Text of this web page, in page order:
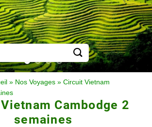
» Nos Voyages » Circuit Vietnam
Cambodge 2
semaines